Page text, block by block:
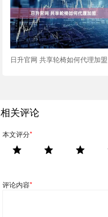
日升官网 共享轮椅如何代理加盟
相关评论
本文评分*
评论内容*